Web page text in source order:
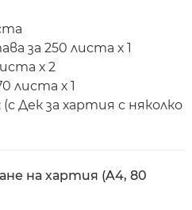
за 250 листа х 1
х 2
листа х 1
Дек за хартия с няколко
на хартия (A4, 80